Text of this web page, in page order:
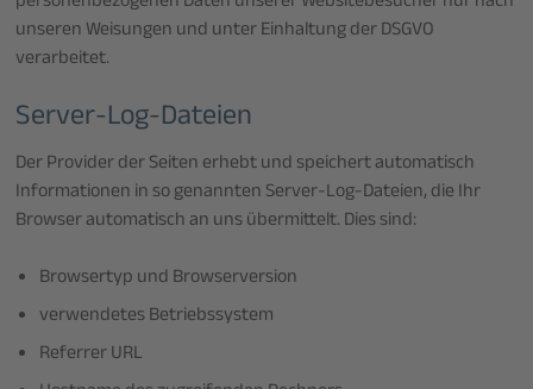
unseren Weisungen und unter Einhaltung der DSGVO
verarbeitet.
Server-Log-Dateien
Der Provider der Seiten erhebt und speichert automatisch
Informationen in so genannten Server-Log-Dateien, die Ihr
Browser automatisch an uns übermittelt. Dies sind:
Browsertyp und Browserversion
verwendetes Betriebssystem
Referrer URL